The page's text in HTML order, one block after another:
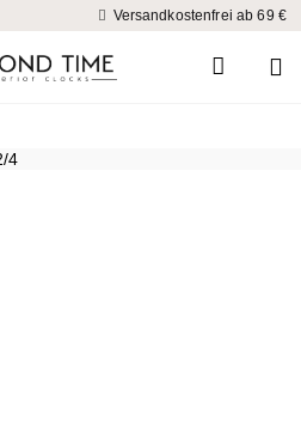
Versandkostenfrei ab 69 €